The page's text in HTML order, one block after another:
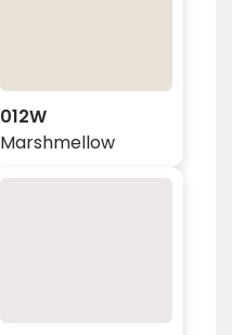
012W
Marshmellow